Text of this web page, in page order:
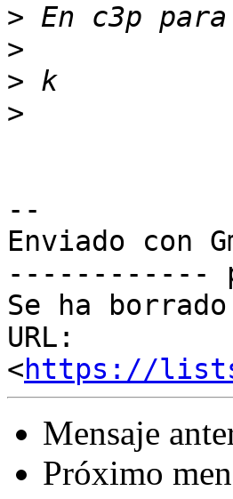
>
>
>
>
--
Enviado con
------------
Se ha
URL:
<https://
Mensaje
Próximo